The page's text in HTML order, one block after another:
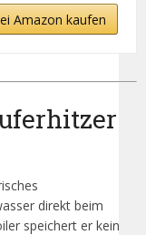
Amazon kaufen
direkt beim
speichert er kein